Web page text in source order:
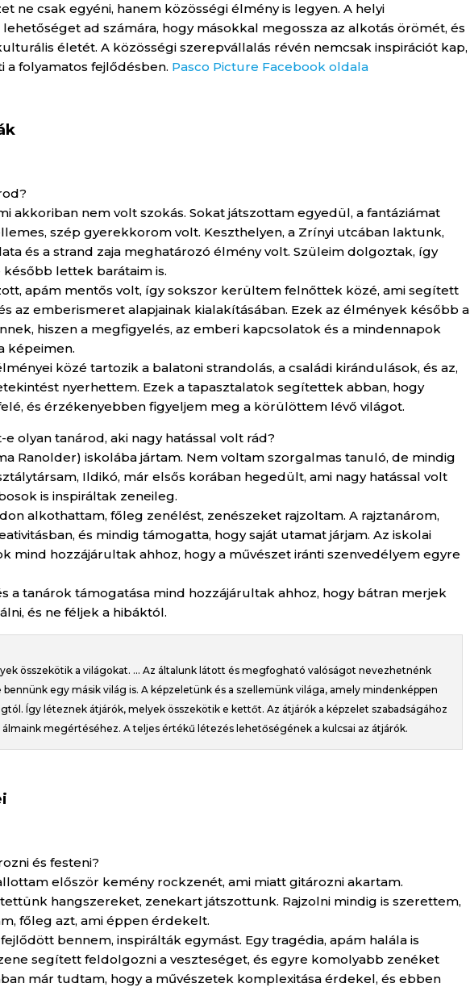
ne csak egyéni, hanem közösségi élmény is legyen. A helyi
ad számára, hogy másokkal megossza az alkotás örömét, és
életét. A közösségi szerepvállalás révén nemcsak inspirációt kap,
a folyamatos fejlődésben. Pasco Picture Facebook oldala
akkoriban nem volt szokás. Sokat játszottam egyedül, a fantáziámat
szép gyerekkorom volt. Keszthelyen, a Zrínyi utcában laktunk,
és a strand zaja meghatározó élmény volt. Szüleim dolgoztak, így
lettek barátaim is.
apám mentős volt, így sokszor kerültem felnőttek közé, ami segített
az emberismeret alapjainak kialakításában. Ezek az élmények később a
hiszen a megfigyelés, az emberi kapcsolatok és a mindennapok
képeimen.
közé tartozik a balatoni strandolás, a családi kirándulások, és az,
nyerhettem. Ezek a tapasztalatok segítettek abban, hogy
és érzékenyebben figyeljem meg a körülöttem lévő világot.
olyan tanárod, aki nagy hatással volt rád?
Ranolder) iskolába jártam. Nem voltam szorgalmas tanuló, de mindig
Ildikó, már elsős korában hegedült, ami nagy hatással volt
is inspiráltak zeneileg.
alkothattam, főleg zenélést, zenészeket rajzoltam. A rajztanárom,
és mindig támogatta, hogy saját utamat járjam. Az iskolai
mind hozzájárultak ahhoz, hogy a művészet iránti szenvedélyem egyre
a tanárok támogatása mind hozzájárultak ahhoz, hogy bátran merjek
és ne féljek a hibáktól.
összekötik a világokat. … Az általunk látott és megfogható valóságot nevezhetnénk
egy másik világ is. A képzeletünk és a szellemünk világa, amely mindenképpen
Így léteznek átjárók, melyek összekötik e kettőt. Az átjárók a képzelet szabadságához
megértéséhez. A teljes értékű létezés lehetőségének a kulcsai az átjárók.
és festeni?
először kemény rockzenét, ami miatt gitározni akartam.
hangszereket, zenekart játszottunk. Rajzolni mindig is szerettem,
főleg azt, ami éppen érdekelt.
bennem, inspirálták egymást. Egy tragédia, apám halála is
segített feldolgozni a veszteséget, és egyre komolyabb zenéket
már tudtam, hogy a művészetek komplexitása érdekel, és ebben